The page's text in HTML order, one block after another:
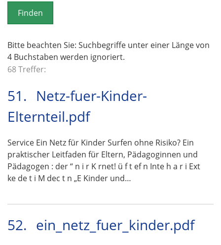
o
n
Bitte beachten Sie: Suchbegriffe unter einer Länge von
4 Buchstaben werden ignoriert.
68 Treffer:
51. Netz-fuer-Kinder-
Elternteil.pdf
Service Ein Netz für Kinder Surfen ohne Risiko? Ein
praktischer Leitfaden für Eltern, Pädagoginnen und
Pädagogen : der “ n i r K rnet! ü f t ef n Inte h a r i Ext
ke de t i M dec t n „E Kinder und…
52. ein_netz_fuer_kinder.pdf